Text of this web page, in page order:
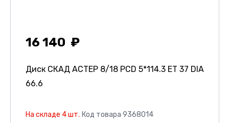
16 140
Диск СКАД АСТЕР 8/18 PCD 5*114.3 ET 37 DIA
66.6
На складе 4 шт. Код товара 9368014